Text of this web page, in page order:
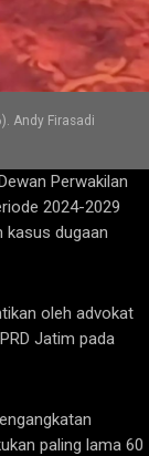
Andy Firasadi
Perwakilan
2024-2029
kasus dugaan
oleh advokat
Jatim pada
paling lama 60